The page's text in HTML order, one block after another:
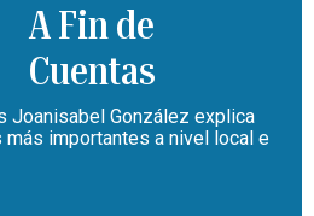
A Fin de
Cuentas
Joanisabel González explica
importantes a nivel local e